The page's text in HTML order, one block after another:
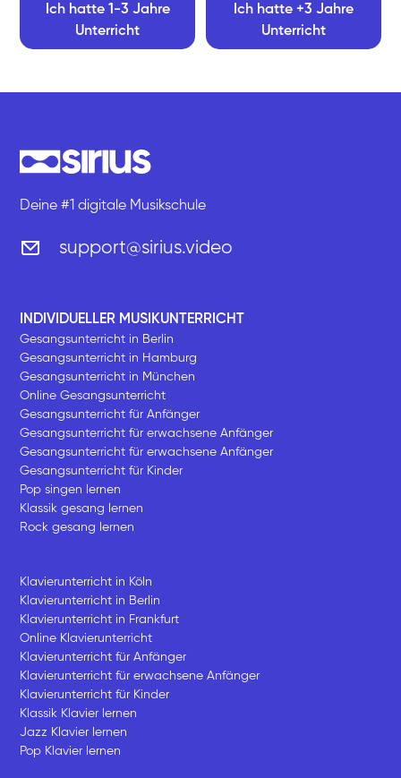
Ich hatte 1-3 Jahre
Unterricht
Ich hatte +3 Jahre
Unterricht
Deine #1 digitale Musikschule
support@sirius.video
INDIVIDUELLER MUSIKUNTERRICHT
Gesangsunterricht in Berlin
Gesangsunterricht in Hamburg
Gesangsunterricht in München
Online Gesangsunterricht
Gesangsunterricht für Anfänger
Gesangsunterricht für erwachsene Anfänger
Gesangsunterricht für erwachsene Anfänger
Gesangsunterricht für Kinder
Pop singen lernen
Klassik gesang lernen
Rock gesang lernen
Klavierunterricht in Köln
Klavierunterricht in Berlin
Klavierunterricht in Frankfurt
Online Klavierunterricht
Klavierunterricht für Anfänger
Klavierunterricht für erwachsene Anfänger
Klavierunterricht für Kinder
Klassik Klavier lernen
Jazz Klavier lernen
Pop Klavier lernen